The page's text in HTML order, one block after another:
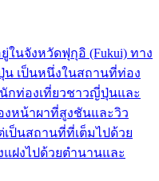
ในจังหวัดฟุกุอิ (Fukui) ทาง
เป็นหนึ่งในสถานที่ท่อง
กท่องเที่ยวชาวญี่ปุ่นและ
งหน้าผาที่สูงชันและวิว
ป็นสถานที่ที่เต็มไปด้วย
ฝงไปด้วยตำนานและ